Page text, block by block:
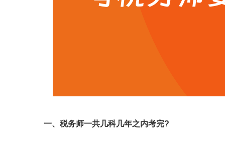
一、税务师一共几科几年之内考完?